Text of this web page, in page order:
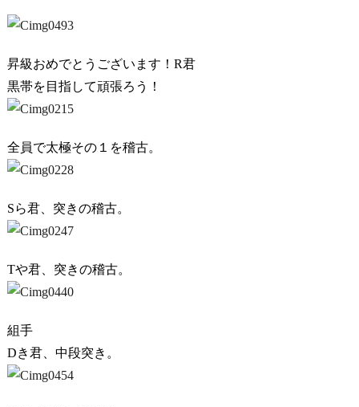
昇級おめでとうございます！R君
黒帯を目指して頑張ろう！
全員で太極その１を稽古。
Sら君、突きの稽古。
Tや君、突きの稽古。
組手
Dき君、中段突き。